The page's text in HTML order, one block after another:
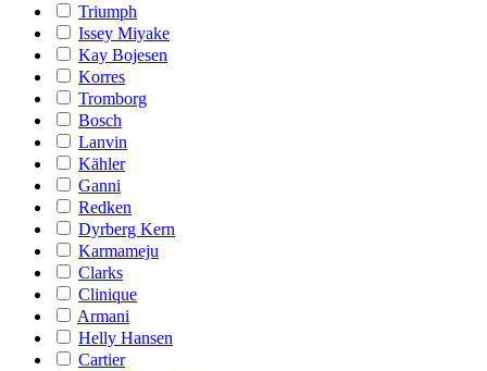
Triumph
Issey Miyake
Kay Bojesen
Korres
Tromborg
Bosch
Lanvin
Kähler
Ganni
Redken
Dyrberg Kern
Karmameju
Clarks
Clinique
Armani
Helly Hansen
Cartier